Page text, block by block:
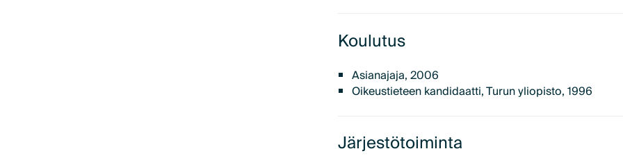
Koulutus
Asianajaja, 2006
Oikeustieteen kandidaatti, Turun yliopisto, 1996
Järjestötoiminta